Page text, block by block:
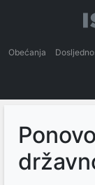
Obećanja